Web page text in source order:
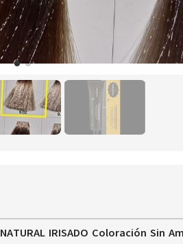
IRISADO Coloración Sin